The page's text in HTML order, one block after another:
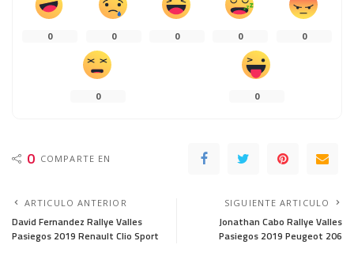
0 0 0 0 0
0 0
0 COMPARTE EN
ARTICULO ANTERIOR
David Fernandez Rallye Valles
Pasiegos 2019 Renault Clio Sport
SIGUIENTE ARTICULO
Jonathan Cabo Rallye Valles
Pasiegos 2019 Peugeot 206